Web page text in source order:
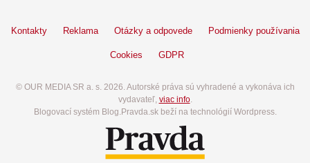
Kontakty Reklama Otázky a odpovede Podmienky používania
Cookies GDPR
© OUR MEDIA SR a. s. 2026. Autorské práva sú vyhradené a vykonáva ich
vydavateľ, viac info.
Blogovací systém Blog.Pravda.sk beží na technológií Wordpress.